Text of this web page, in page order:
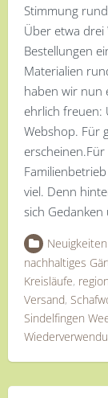
Stimmung
Über etwa drei
Bestellungen
Materialien
haben wir nun
ehrlich freuen:
Webshop. Für
viel. Denn
sich
Neuigkeiten
nachhaltiges
Kreisläufe,
Versand,
Sindelfingen